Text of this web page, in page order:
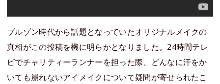
ブルゾン時代から話題となっていたオリジナルメイクの
真相がこの投稿を機に明らかとなりました。24時間テレ
ビでチャリティーランナーを担った際、どんなに汗をか
いても崩れないアイメイクについて疑問が寄せられたこ